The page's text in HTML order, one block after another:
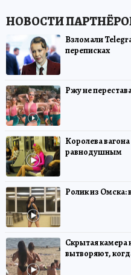
Взломали
переписках
Ржу не
Королева
равнодушным
Ролик из Омска:
Скрытая
вытворяют,